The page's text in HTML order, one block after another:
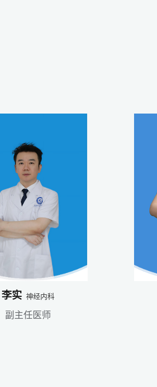
李实 神经内科
副主任医师